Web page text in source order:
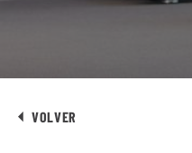
VOLVER